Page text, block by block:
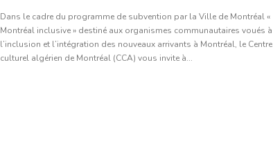
Dans le cadre du programme de subvention par la Ville de Montréal «
Montréal inclusive » destiné aux organismes communautaires voués à
l’inclusion et l’intégration des nouveaux arrivants à Montréal, le Centre
culturel algérien de Montréal (CCA) vous invite à...